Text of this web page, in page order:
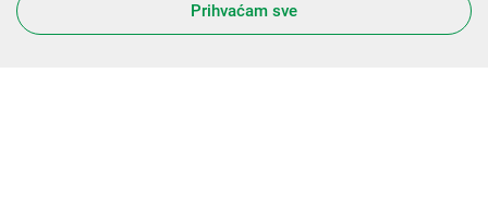
Prihvaćam sve